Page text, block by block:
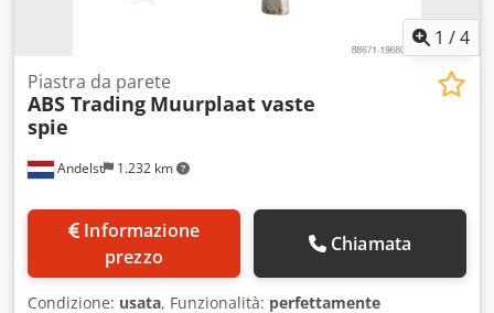
1 /4
Andelst 1.232 km
Piastra da parete
ABS Trading Muurplaat vaste
spie
prezzo
Chiamata
Condizione: usata, Funzionalità: perfettamente